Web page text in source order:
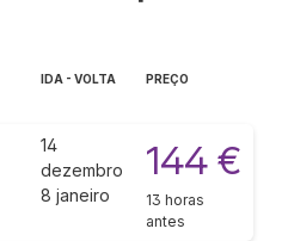
IDA - VOLTA PREÇO
14
dezembro
8 janeiro
144 €
13 horas
antes